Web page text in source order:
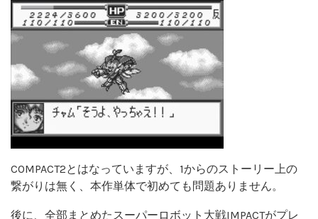
COMPACT2とはなっていますが、1からのストーリー上の
繋がりは無く、本作単体で初めても問題ありません。
後に、全部まとめたスーパーロボット大戦IMPACTがプレ